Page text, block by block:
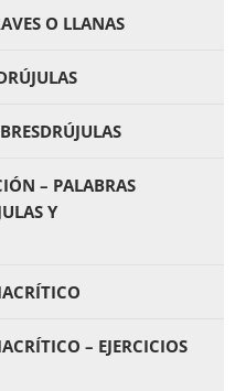
O LLANAS
– PALABRAS
Y
– EJERCICIOS